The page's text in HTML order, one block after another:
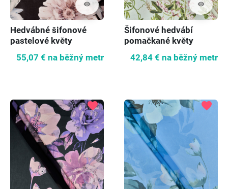
visibility
Hedvábné šifonové
pastelové květy
55,07 € na běžný metr
visibility
Šifonové hedvábí
pomačkané květy
42,84 € na běžný metr
favorite favorite